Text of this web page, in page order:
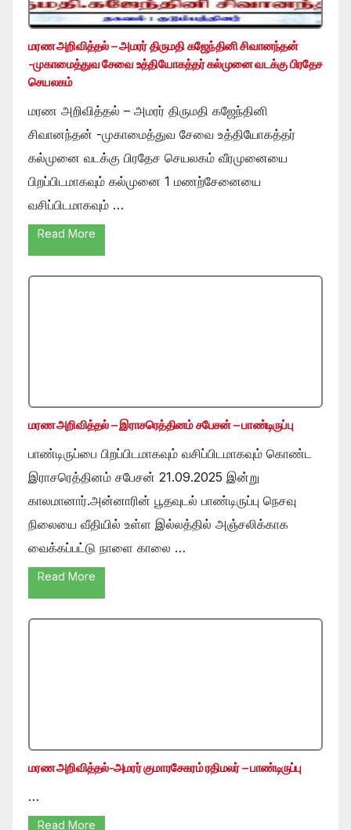
மரண அறிவித்தல் – அமரர் திருமதி கஜேந்தினி சிவானந்தன்
-முகாமைத்துவ சேவை உத்தியோகத்தர் கல்முனை வடக்கு பிரதேச
செயலகம்
மரண அறிவித்தல் – அமரர் திருமதி கஜேந்தினி
சிவானந்தன் -முகாமைத்துவ சேவை உத்தியோகத்தர்
கல்முனை வடக்கு பிரதேச செயலகம் வீரமுனையை
பிறப்பிடமாகவும் கல்முனை 1 மணற்சேனையை
வசிப்பிடமாகவும் …
Read More
மரண அறிவித்தல் – இராசரெத்தினம் சபேசன் – பாண்டிருப்பு
பாண்டிருப்பை பிறப்பிடமாகவும் வசிப்பிடமாகவும் கொண்ட
இராசரெத்தினம் சபேசன் 21.09.2025 இன்று
காலமானார்.அன்னாரின் பூதவுடல் பாண்டிருப்பு நெசவு
நிலையை வீதியில் உள்ள இல்லத்தில் அஞ்சலிக்காக
வைக்கப்பட்டு நாளை காலை …
Read More
மரண அறிவித்தல்-அமரர் குமாரசேகரம் ரதிமலர் – பாண்டிருப்பு
…
Read More